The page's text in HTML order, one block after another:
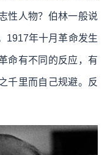
性人物？伯林一般说
1917年十月革命发生
命有不同的反应，有
千里而自己规避。反